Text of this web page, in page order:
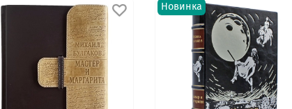
Новинка